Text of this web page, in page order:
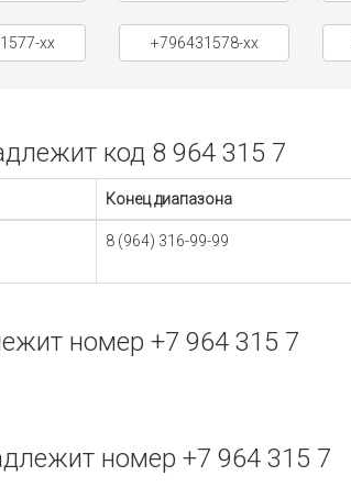
xx +796431578-xx
код 8 964 315 7
Конец диапазона
8 (964) 316-99-99
номер +7 964 315 7
номер +7 964 315 7